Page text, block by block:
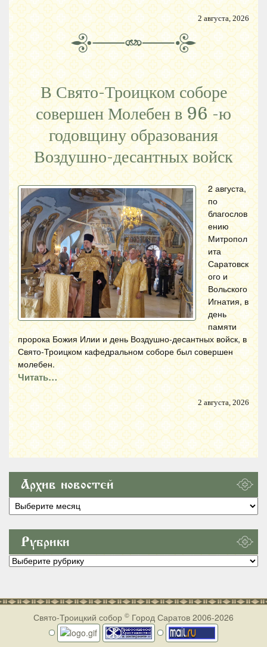
2 августа, 2026
В Свято-Троицком соборе
совершен Молебен в 96 -ю
годовщину образования
Воздушно-десантных войск
2 августа,
по
благослов
ению
Митропол
ита
Саратовск
ого и
Вольского
Игнатия, в
день
памяти
пророка Божия Илии и день Воздушно-десантных войск, в
Свято-Троицком кафедральном соборе был совершен
молебен.
Читать…
2 августа, 2026
Архив новостей
Архив
новостей
Рубрики
Рубрики
Свято-Троицкий собор © Город Саратов 2006-2026